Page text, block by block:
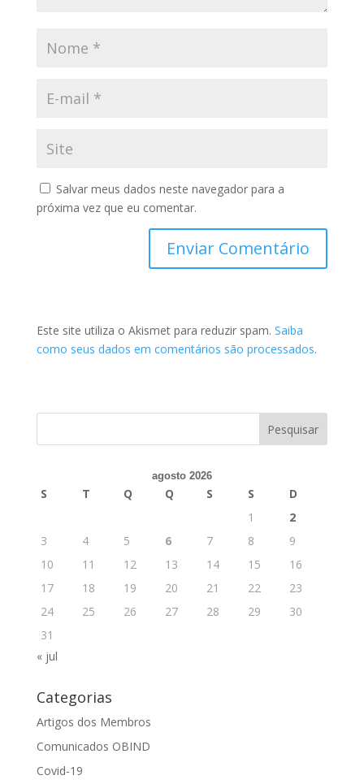
Salvar meus dados neste navegador para a
próxima vez que eu comentar.
Este site utiliza o Akismet para reduzir spam. Saiba
como seus dados em comentários são processados.
agosto 2026
S T Q Q S S
D
1
2
3
4 5 6 7 8
9
10
11 12 13 14 15
16
17
18 19 20 21 22
23
24
25 26 27 28 29
30
31
« jul
Categorias
Artigos dos Membros
Comunicados OBIND
Covid-19